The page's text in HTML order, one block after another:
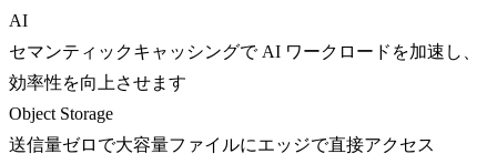
AI
セマンティックキャッシングで AI ワークロードを加速し、
効率性を向上させます
Object Storage
送信量ゼロで大容量ファイルにエッジで直接アクセス